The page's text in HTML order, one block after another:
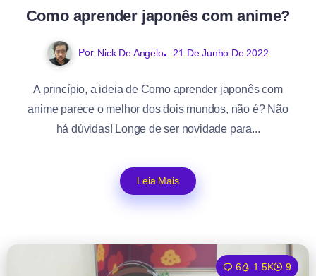
Como aprender japonês com anime?
Por Nick De Angelo 21 De Junho De 2022
A princípio, a ideia de Como aprender japonês com
anime parece o melhor dos dois mundos, não é? Não
há dúvidas! Longe de ser novidade para...
Leia Mais
6 1.5K 9